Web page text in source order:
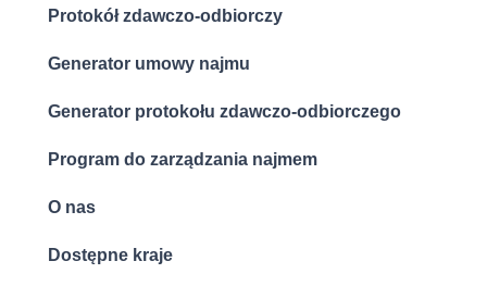
Protokół zdawczo-odbiorczy
Generator umowy najmu
Generator protokołu zdawczo-odbiorczego
Program do zarządzania najmem
O nas
Dostępne kraje